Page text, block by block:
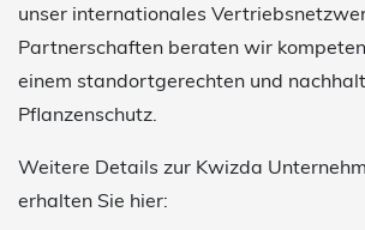
unser internationales
Partnerschaften beraten wir
einem standortgerechten und
Pflanzenschutz.
Weitere Details zur Kwizda
erhalten Sie hier: